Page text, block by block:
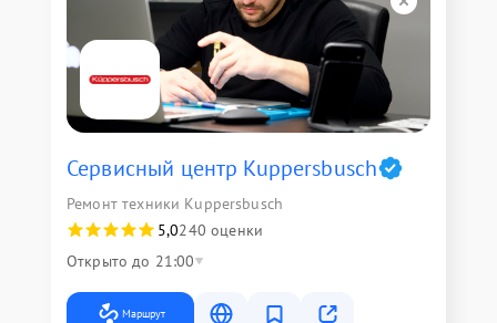
Сервисный центр Kuppersbusch
Ремонт техники Kuppersbusch
5,0240 оценки
Открыто до 21:00
Маршрут